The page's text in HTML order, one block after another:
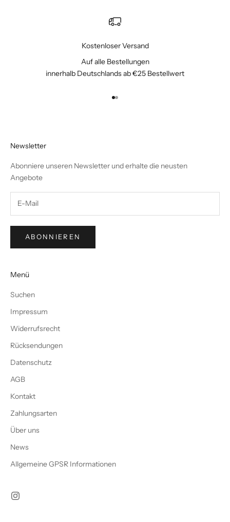
Kostenloser Versand
Auf alle Bestellungen
innerhalb Deutschlands ab €25 Bestellwert
Gehe zu Element 1
Gehe zu Element 2
Newsletter
Abonniere unseren Newsletter und erhalte die neusten
Angebote
ABONNIEREN
Menü
Suchen
Impressum
Widerrufsrecht
Rücksendungen
Datenschutz
AGB
Kontakt
Zahlungsarten
Über uns
News
Allgemeine GPSR Informationen